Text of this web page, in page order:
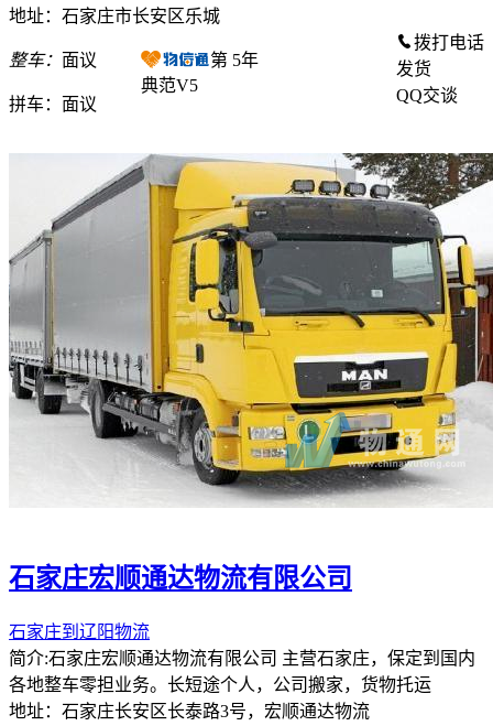
地址：石家庄市长安区乐城
整车： 面议
拼车： 面议
第 5年
典范V5
拨打电话
发货
QQ交谈
石家庄宏顺通达物流有限公司
石家庄到辽阳物流
简介:石家庄宏顺通达物流有限公司 主营石家庄，保定到国内
各地整车零担业务。长短途个人，公司搬家，货物托运
地址：石家庄长安区长泰路3号，宏顺通达物流